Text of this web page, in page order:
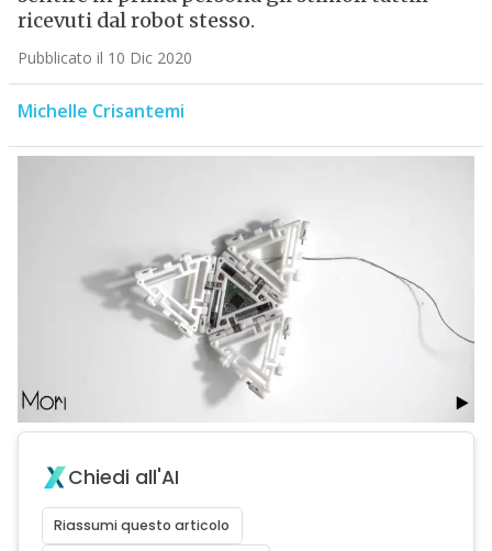
ricevuti dal robot stesso.
Pubblicato il 10 Dic 2020
Michelle Crisantemi
Chiedi all'AI
Riassumi questo articolo